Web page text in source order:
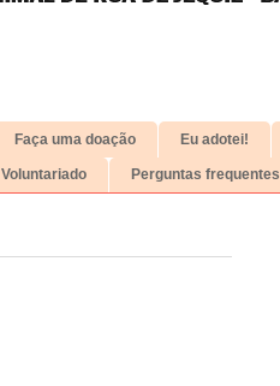
Faça uma doação Eu adotei!
Voluntariado Perguntas frequentes